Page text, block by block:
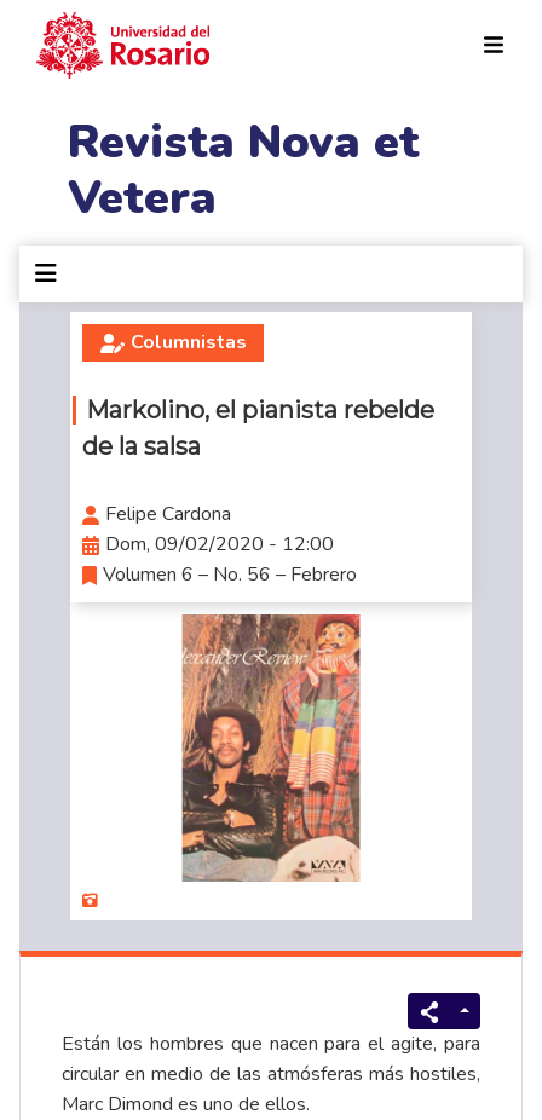
Revista Nova et
Vetera
Columnistas
Markolino, el pianista rebelde
de la salsa
Felipe Cardona
Dom, 09/02/2020 - 12:00
Volumen 6 – No. 56 – Febrero
Están los hombres que nacen para el agite, para
circular en medio de las atmósferas más hostiles,
Marc Dimond es uno de ellos.